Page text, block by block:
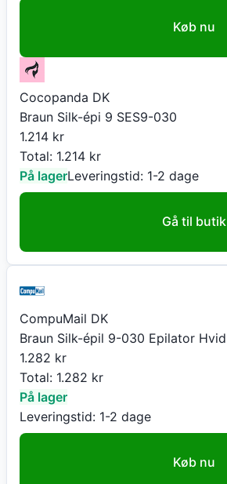
Køb nu
Cocopanda DK
Braun Silk-épi 9 SES9-030
1.214 kr
Total: 1.214 kr
På lagerLeveringstid: 1-2 dage
Gå til butik
CompuMail DK
Braun Silk-épil 9-030 Epilator Hvid
1.282 kr
Total: 1.282 kr
På lager
Leveringstid: 1-2 dage
Køb nu